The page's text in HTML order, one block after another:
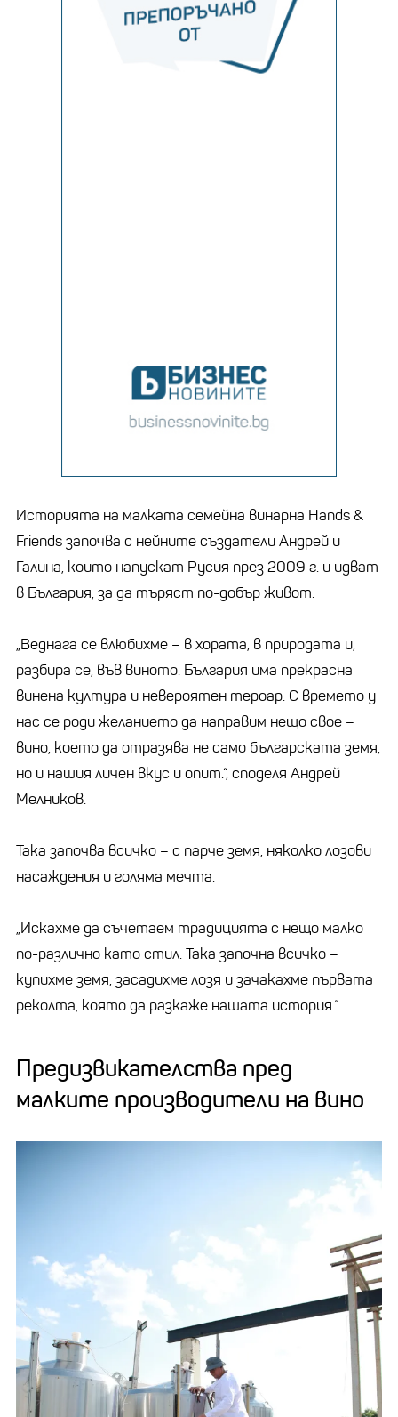
Историята на малката семейна винарна Hands &
Friends започва с нейните създатели Андрей и
Галина, които напускат Русия през 2009 г. и идват
в България, за да търяст по-добър живот.
„Веднага се влюбихме – в хората, в природата и,
разбира се, във виното. България има прекрасна
винена култура и невероятен тероар. С времето у
нас се роди желанието да направим нещо свое –
вино, което да отразява не само българската земя,
но и нашия личен вкус и опит.“, споделя Андрей
Мелников.
Така започва всичко – с парче земя, няколко лозови
насаждения и голяма мечта.
„Искахме да съчетаем традицията с нещо малко
по-различно като стил. Така започна всичко –
купихме земя, засадихме лозя и зачакахме първата
реколта, която да разкаже нашата история.“
Предизвикателства пред
малките производители на вино